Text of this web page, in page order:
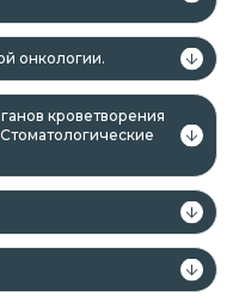
онкологии.
кроветворения